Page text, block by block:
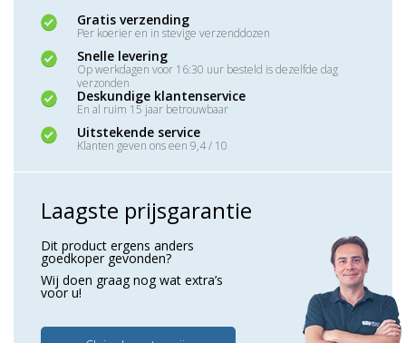
Gratis verzending
Per koerier en in stevige verzenddozen
Snelle levering
Op werkdagen voor 16:30 uur besteld is dezelfde dag
verzonden
Deskundige klantenservice
En al ruim 15 jaar betrouwbaar
Uitstekende service
Klanten geven ons een 9,4 / 10
Laagste prijsgarantie
Dit product ergens anders
goedkoper gevonden?
Wij doen graag nog wat extra’s
voor u!